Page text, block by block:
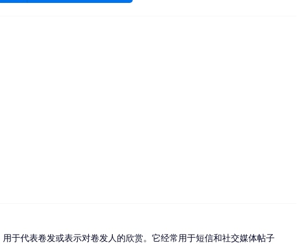
于代表卷发或表示对卷发人的欣赏。它经常用于短信和社交媒体帖子